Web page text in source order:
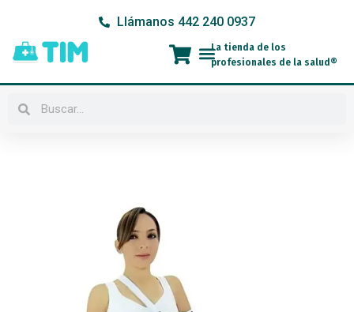
contenido
Llámanos 442 240 0937
Menú
La tienda de los
profesionales de la salud®
Buscar